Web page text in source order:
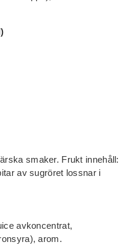
smaker. Frukt innehåll:
av sugröret lossnar i
avkoncentrat,
arom.